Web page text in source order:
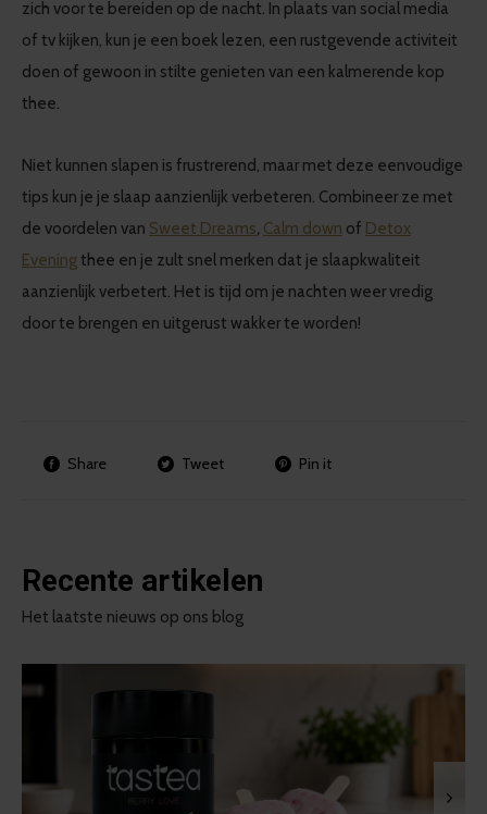
zich voor te bereiden op de nacht. In plaats van social media
of tv kijken, kun je een boek lezen, een rustgevende activiteit
doen of gewoon in stilte genieten van een kalmerende kop
thee.
Niet kunnen slapen is frustrerend, maar met deze eenvoudige
tips kun je je slaap aanzienlijk verbeteren. Combineer ze met
de voordelen van Sweet Dreams, Calm down of Detox
Eveningthee en je zult snel merken dat je slaapkwaliteit
aanzienlijk verbetert. Het is tijd om je nachten weer vredig
door te brengen en uitgerust wakker te worden!
Share Tweet Pin it
Recente artikelen
Het laatste nieuws op ons blog